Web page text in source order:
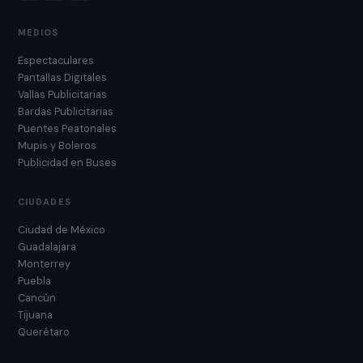
MEDIOS
Espectaculares
Pantallas Digitales
Vallas Publicitarias
Bardas Publicitarias
Puentes Peatonales
Mupis y Boleros
Publicidad en Buses
CIUDADES
Ciudad de México
Guadalajara
Monterrey
Puebla
Cancún
Tijuana
Querétaro